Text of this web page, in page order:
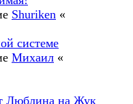
Shuriken «
системе
Михаил «
Люблина на Жук